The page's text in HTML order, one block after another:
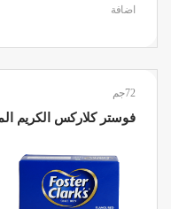
اضافة
72جم
فوستر كلاركس الكريم